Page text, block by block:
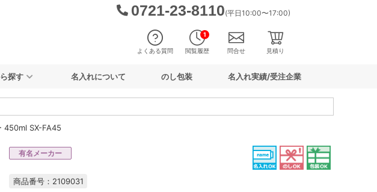
0721-23-8110(平日10:00〜17:00)
よくある質問 閲覧履歴
1
問合せ 見積り
探す 名入れについて のし包装 名入れ実績/受注企業
450ml SX-FA45
有名メーカー
商品番号：2109031